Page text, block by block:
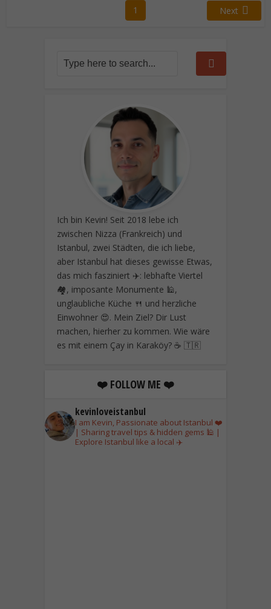
1 Next
Ich bin Kevin! Seit 2018 lebe ich
zwischen Nizza (Frankreich) und
Istanbul, zwei Städten, die ich liebe,
aber Istanbul hat dieses gewisse Etwas,
das mich fasziniert ✈️: lebhafte Viertel
🏘️, imposante Monumente 🕌,
unglaubliche Küche 🍴 und herzliche
Einwohner 😍. Mein Ziel? Dir Lust
machen, hierher zu kommen. Wie wäre
es mit einem Çay in Karaköy? ☕ 🇹🇷
❤️ FOLLOW ME ❤️
kevinloveistanbul
I am Kevin, Passionate about Istanbul ❤️
| Sharing travel tips & hidden gems 🕌 |
Explore Istanbul like a local ✈️